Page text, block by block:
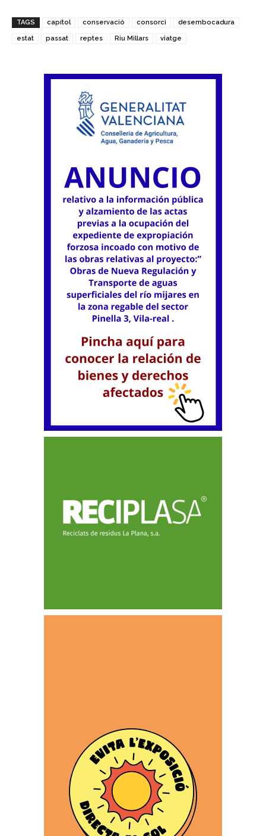
TAGS capítol conservació consorci desembocadura
estat passat reptes Riu Millars viatge